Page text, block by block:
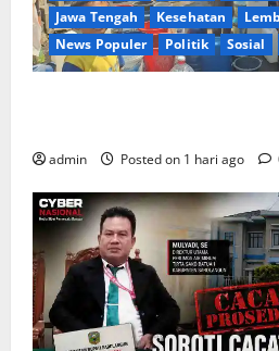
Jawa Tengah
Kesehatan
News Populer
Politik Sosial
admin Posted on 1 hari ago